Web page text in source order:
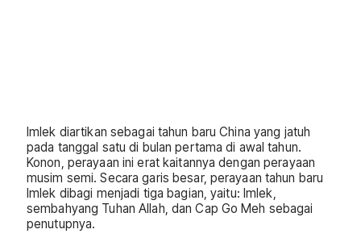
Imlek diartikan sebagai tahun baru China yang jatuh
pada tanggal satu di bulan pertama di awal tahun.
Konon, perayaan ini erat kaitannya dengan perayaan
musim semi. Secara garis besar, perayaan tahun baru
Imlek dibagi menjadi tiga bagian, yaitu: Imlek,
sembahyang Tuhan Allah, dan Cap Go Meh sebagai
penutupnya.